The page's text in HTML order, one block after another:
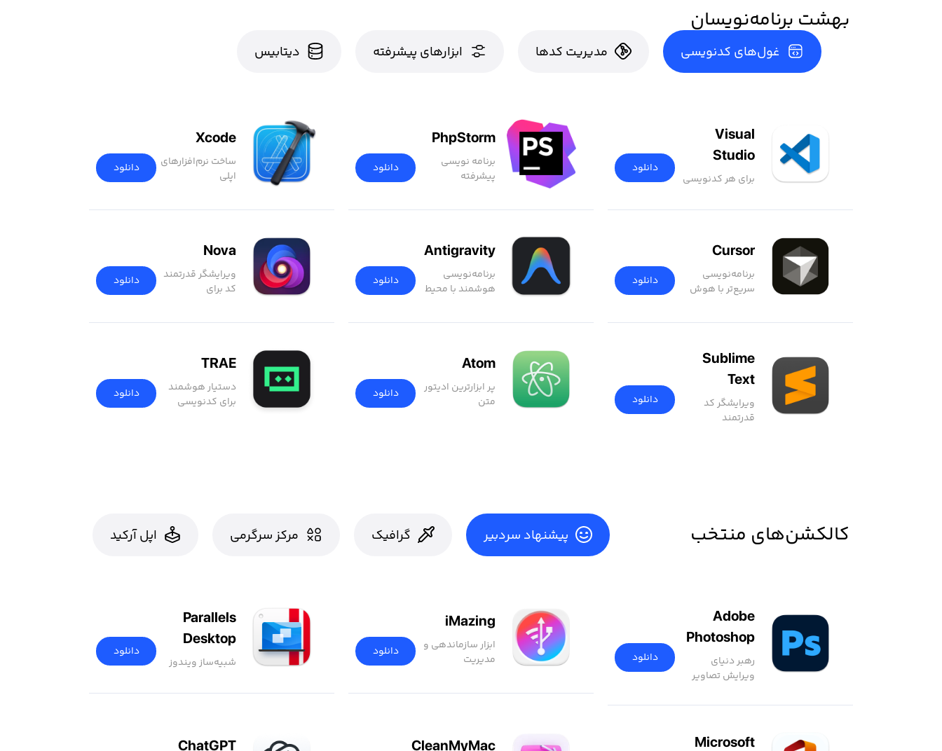
بهشت برنامه‌نویسان
غول‌های کدنویسی مدیریت کدها ابزارهای پیشرفته دیتابیس
Visual
Studio
Code
برای هر کدنویسی
دانلود
PhpStorm
برنامه نویسی
پیشرفته
دانلود
Xcode
ساخت نرم‌افزار‌های
اپلی
دانلود
Cursor
برنامه‌نویسی
سریع‌تر با هوش
دانلود
Antigravity
برنامه‌نویسی
هوشمند با محیط
دانلود
Nova
ویرایشگر قدرتمند
کد برای
آسان‌تر
دانلود
Sublime
Text
ویرایشگر کد
قدرتمند
دانلود
Atom
پر ابزارترین ادیتور
متن
دانلود
TRAE
دستیار هوشمند
برای کدنویسی
دانلود
کالکشن‌های منتخب پیشنهاد سردبیر گرافیک مرکز سرگرمی اپل آرکید
Adobe
Photoshop
2026
رهبر دنیای
ویرایش تصاویر
دانلود
iMazing
ابزار سازماندهی و
مدیریت
دانلود
Parallels
Desktop
شبیه‌ساز ویندوز
دانلود
Microsoft
CleanMyMac
ChatGPT